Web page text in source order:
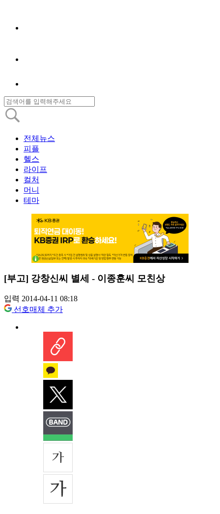
전체뉴스
피플
헬스
라이프
컬처
머니
테마
[부고] 강창신씨 별세 - 이종훈씨 모친상
입력 2014-04-11 08:18
선호매체 추가